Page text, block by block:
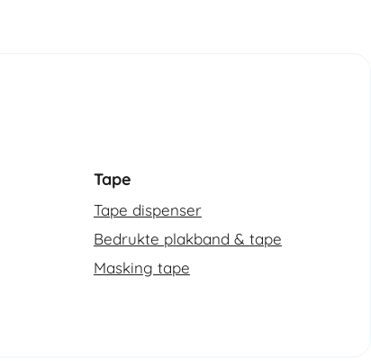
Tape
Tape dispenser
Bedrukte plakband & tape
Masking tape